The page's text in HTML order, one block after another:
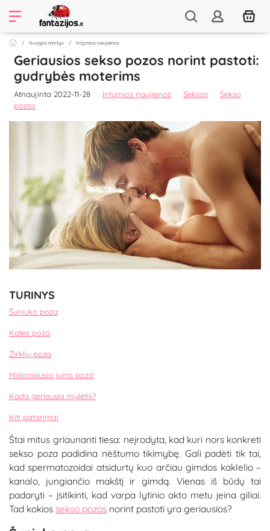
Nuogos mintys Intymios naujienos
Geriausios sekso pozos norint pastoti:
gudrybės moterims
Atnaujinta 2022-11-28 Intymios naujienos Seksas
Sekso
pozos
TURINYS
Šuniuko poza
Katės poza
Žirklių poza
Maloniausia jums poza
Kada geriausia mylėtis?
Kiti patarimai
Štai mitus griaunanti tiesa: neįrodyta, kad kuri nors konkreti
sekso poza padidina nėštumo tikimybę. Gali padėti tik tai,
kad spermatozoidai atsidurtų kuo arčiau gimdos kaklelio –
kanalo, jungiančio makštį ir gimdą. Vienas iš būdų tai
padaryti – įsitikinti, kad varpa lytinio akto metu įeina giliai.
Tad kokios sekso pozos norint pastoti yra geriausios?